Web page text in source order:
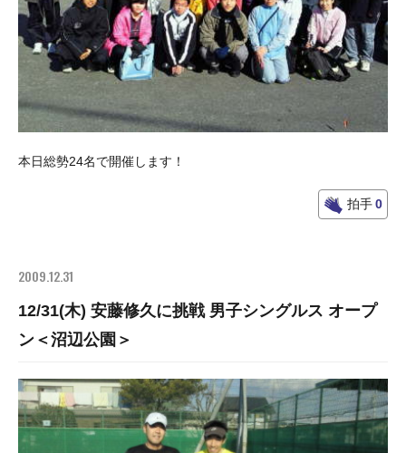
本日総勢24名で開催します！
拍手0
2009.12.31
12/31(木) 安藤修久に挑戦 男子シングルス オープ
ン＜沼辺公園＞